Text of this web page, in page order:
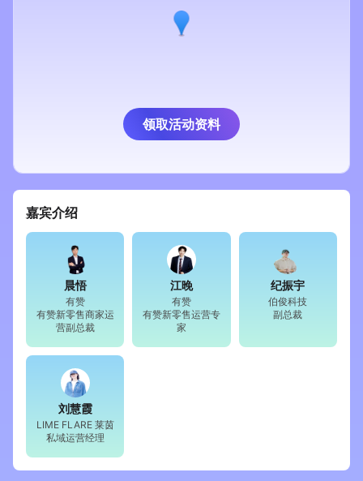
新零售资讯
培训课程
私域课程 新零售内参
增长俱乐部
增长俱乐部 有赞商盟
商家社区
合作共进
入驻有赞
领取活动资料
嘉宾介绍
晨悟
有赞
有赞新零售商家运
营副总裁
江晚
有赞
有赞新零售运营专
家
纪振宇
伯俊科技
副总裁
刘慧霞
LIME FLARE 莱茵
私域运营经理